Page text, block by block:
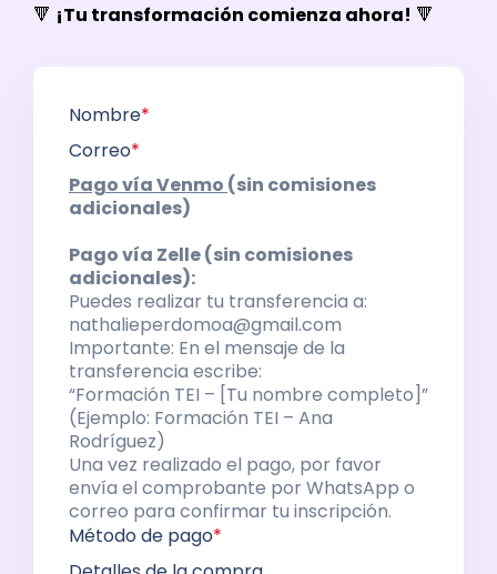
🔻 ¡Tu transformación comienza ahora! 🔻
Nombre*
Correo*
Pago vía Venmo (sin comisiones
adicionales)
Pago vía Zelle (sin comisiones
adicionales):
Puedes realizar tu transferencia a:
nathalieperdomoa@gmail.com
Importante: En el mensaje de la
transferencia escribe:
“Formación TEI – [Tu nombre completo]”
(Ejemplo: Formación TEI – Ana
Rodríguez)
Una vez realizado el pago, por favor
envía el comprobante por WhatsApp o
correo para confirmar tu inscripción.
Método de pago*